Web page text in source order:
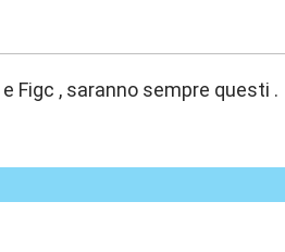
Figc , saranno sempre questi .